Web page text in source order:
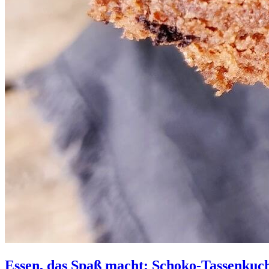
Essen, das Spaß macht: Schoko-